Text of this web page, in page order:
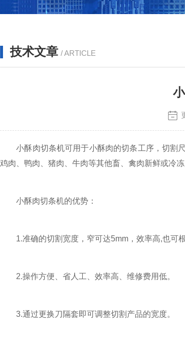
技术文章 / ARTICLE
小酥肉切条机可用于小酥肉的切条工序，切割尺
鸡肉、鸭肉、猪肉、牛肉等其他畜、禽肉新鲜或冷冻
小酥肉切条机的优势：
1.准确的切割宽度，窄可达5mm，效率高,也可根
2.操作方便、省人工、效率高、维修费用低。
3.通过更换刀隔套即可调整切割产品的宽度。